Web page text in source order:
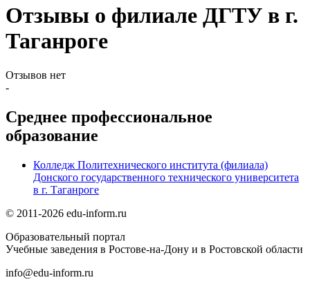
Отзывы о филиале ДГТУ в г.
Таганроге
Отзывов нет
-
Среднее профессиональное
образование
Колледж Политехнического института (филиала)
Донского государственного технического университета
в г. Таганроге
© 2011-2026 edu-inform.ru
Образовательный портал
Учебные заведения в Ростове-на-Дону и в Ростовской области
info@edu-inform.ru